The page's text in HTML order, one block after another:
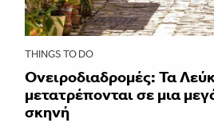
THINGS TO DO
Ονειροδιαδρομές: Τα
μετατρέπονται σε μια
σκηνή